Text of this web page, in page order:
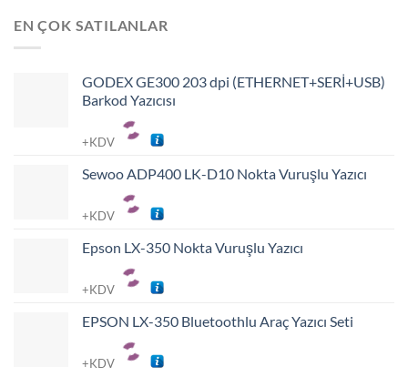
EN ÇOK SATILANLAR
GODEX GE300 203 dpi (ETHERNET+SERİ+USB)
Barkod Yazıcısı
+KDV
Sewoo ADP400 LK-D10 Nokta Vuruşlu Yazıcı
+KDV
Epson LX-350 Nokta Vuruşlu Yazıcı
+KDV
EPSON LX-350 Bluetoothlu Araç Yazıcı Seti
+KDV